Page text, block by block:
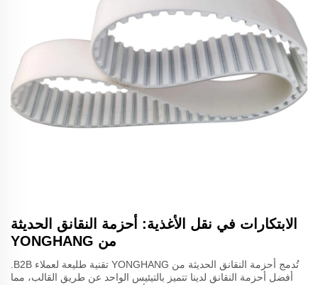
الابتكارات في نقل الأغذية: أحزمة النقانق الحديثة
من YONGHANG
أفضل أحزمة النقانق لدينا تتميز بالتيئيس الواحد عن طريق القالب، مما